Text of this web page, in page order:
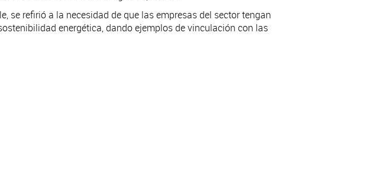
se refirió a la necesidad de que las empresas del sector tengan
energética, dando ejemplos de vinculación con las